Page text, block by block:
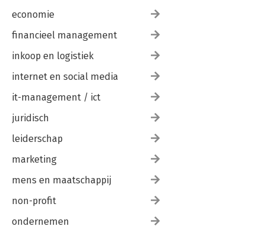
economie
financieel management
inkoop en logistiek
internet en social media
it-management / ict
juridisch
leiderschap
marketing
mens en maatschappij
non-profit
ondernemen